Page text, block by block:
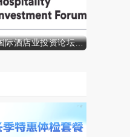
Questex旗下国际酒店业投资论坛亚洲峰会表示，亚洲酒店业有望迎来投资加速期